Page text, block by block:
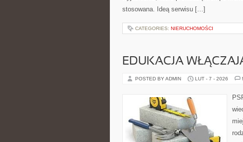
stosowana. Ideą serwisu […]
CATEGORIES: NIERUCHOMOŚCI
EDUKACJA
POSTED BY ADMIN LUT - 7 - 2026